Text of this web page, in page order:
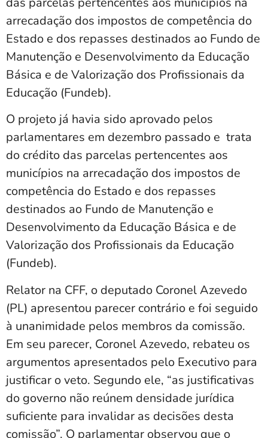
arrecadação dos impostos de competência do
Estado e dos repasses destinados ao Fundo de
Manutenção e Desenvolvimento da Educação
Básica e de Valorização dos Profissionais da
Educação (Fundeb).
O projeto já havia sido aprovado pelos
parlamentares em dezembro passado e trata
do crédito das parcelas pertencentes aos
municípios na arrecadação dos impostos de
competência do Estado e dos repasses
destinados ao Fundo de Manutenção e
Desenvolvimento da Educação Básica e de
Valorização dos Profissionais da Educação
(Fundeb).
Relator na CFF, o deputado Coronel Azevedo
(PL) apresentou parecer contrário e foi seguido
à unanimidade pelos membros da comissão.
Em seu parecer, Coronel Azevedo, rebateu os
argumentos apresentados pelo Executivo para
justificar o veto. Segundo ele, “as justificativas
do governo não reúnem densidade jurídica
suficiente para invalidar as decisões desta
comissão”. O parlamentar observou que o